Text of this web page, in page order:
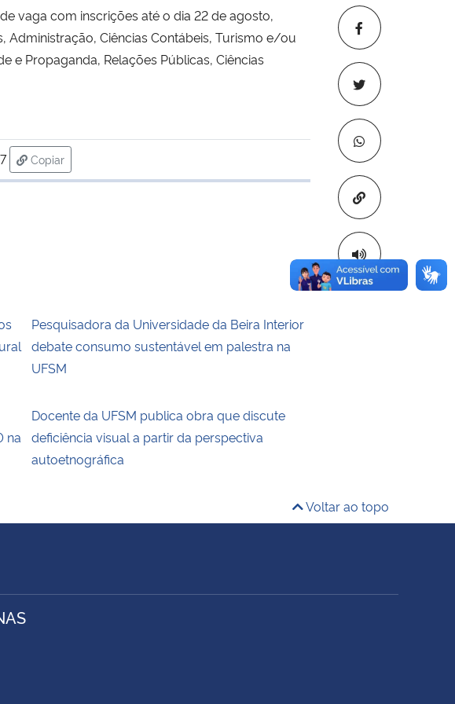
Copiar para
vaga com inscrições até o dia 22 de agosto,
Administração, Ciências Contábeis, Turismo e/ou
e Propaganda, Relações Públicas, Ciências
Copiar
para área de transferência
Pesquisadora da Universidade da Beira Interior
debate consumo sustentável em palestra na
UFSM
na
Docente da UFSM publica obra que discute
deficiência visual a partir da perspectiva
autoetnográfica
Voltar ao topo